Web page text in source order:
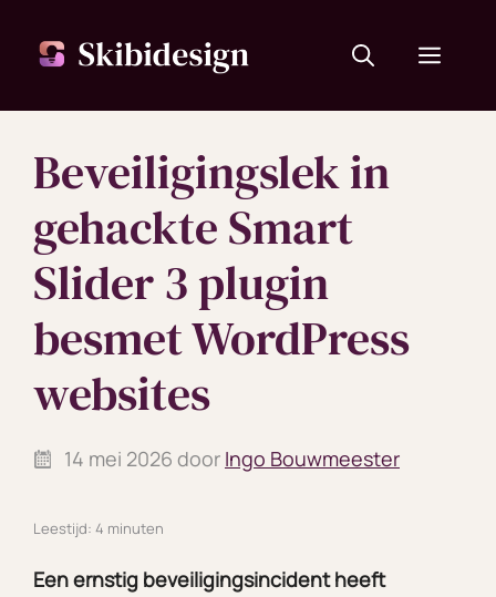
naar
inhoud
Menu
Beveiligingslek in
gehackte Smart
Slider 3 plugin
besmet WordPress
websites
14 mei 2026 door Ingo Bouwmeester
Leestijd: 4 minuten
Een ernstig beveiligingsincident heeft